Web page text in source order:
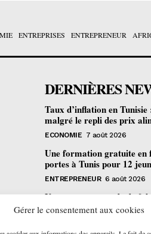
Gérer le consentement aux cookies
ENTREPRISES ENTREPRENEUR
DERNIÈRES
Taux d’inflation en
malgré le repli des prix
ECONOMIE 7 août 2026
Une formation gratuite en
portes à Tunis pour 12
ENTREPRENEUR 6 août 2026
Un nouveau procédé de
pharmaceutique en flux